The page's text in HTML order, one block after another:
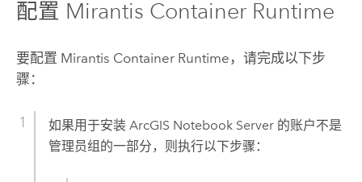
配置 Mirantis Container Runtime
要配置 Mirantis Container Runtime ，请完成以下步
骤：
如果用于安装 ArcGIS Notebook Server的账户不是
管理员组的一部分，则执行以下步骤：